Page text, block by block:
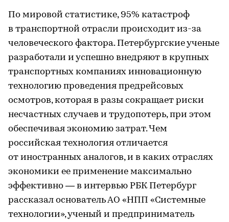
По мировой статистике, 95% катастроф
в транспортной отрасли происходит из-за
человеческого фактора. Петербургские ученые
разработали и успешно внедряют в крупных
транспортных компаниях инновационную
технологию проведения предрейсовых
осмотров, которая в разы сокращает риски
несчастных случаев и трудопотерь, при этом
обеспечивая экономию затрат. Чем
российская технология отличается
от иностранных аналогов, и в каких отраслях
экономики ее применение максимально
эффективно — в интервью РБК Петербург
рассказал основатель АО «НПП «Системные
технологии», ученый и предприниматель